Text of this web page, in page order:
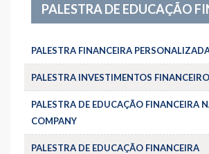
PALESTRA DE EDUCAÇÃO
PALESTRA FINANCEIRA
PALESTRA INVESTIMENTOS
PALESTRA DE EDUCAÇÃO FINANCEIRA
COMPANY
PALESTRA DE EDUCAÇÃO FINANCEIRA